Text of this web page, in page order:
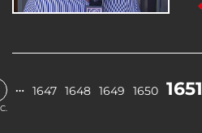
… 1647 1648 1649 1650 1651